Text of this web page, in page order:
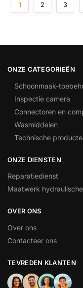
1 2 3
ONZE CATEGORIEËN
Schoonmaak-
Inspectie camera
Connectoren en
Wasmiddelen
Technische
ONZE DIENSTEN
Reparatiedienst
Maatwerk
OVER ONS
Over ons
Contacteer ons
TEVREDEN KLANTEN